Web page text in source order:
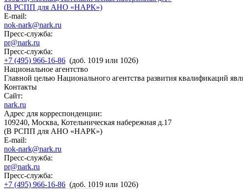
(В РСПП для АНО «НАРК»)
E-mail:
nok-nark@nark.ru
Пресс-служба:
pr@nark.ru
Пресс-служба:
+7 (495) 966-16-86 (доб. 1019 или 1026)
Национальное агентство
Главной целью Национального агентства развития квалификаций
Контакты
Сайт:
nark.ru
Адрес для корреспонденции:
109240, Москва, Котельническая набережная д.17
(В РСПП для АНО «НАРК»)
E-mail:
nok-nark@nark.ru
Пресс-служба:
pr@nark.ru
Пресс-служба:
+7 (495) 966-16-86 (доб. 1019 или 1026)